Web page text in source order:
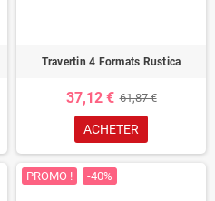
Travertin 4 Formats Rustica
37,12 € 61,87 €
ACHETER
PROMO ! -40%